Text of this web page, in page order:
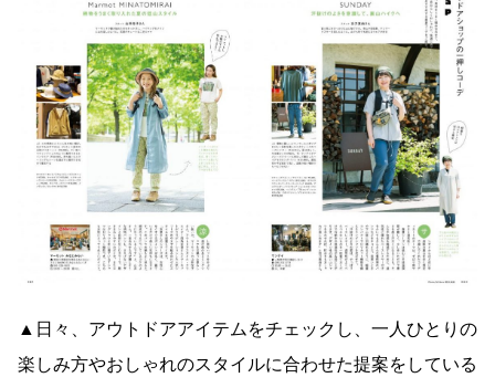
▲日々、アウトドアアイテムをチェックし、一人ひとりの
楽しみ方やおしゃれのスタイルに合わせた提案をしている